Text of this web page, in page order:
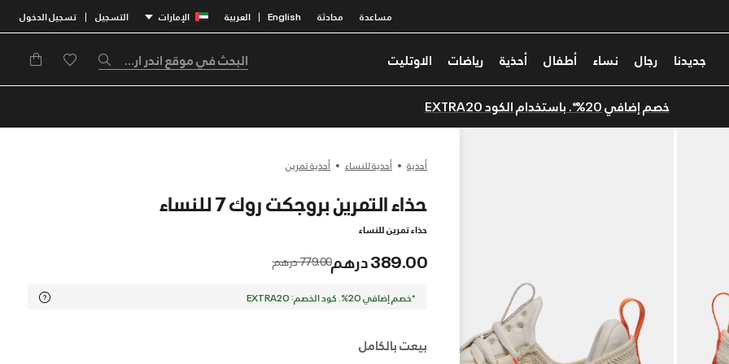
مساعدة محادثة English
| العربية الإمارات التسجيل | تسجيل الدخول
جديدنا رجال نساء أطفال أحذية رياضات الاوتليت
خصم إضافي 20%*. باستخدام الكود EXTRA20
أحذية أحذية للنساء أحذية تمرين
حذاء التمرين بروجكت روك 7 للنساء
حذاء تمرين للنساء
389.00 درهم Price reduced from
779.00 درهم to
*خصم إضافي 20%. كود الخصم: EXTRA20
بيعت بالكامل